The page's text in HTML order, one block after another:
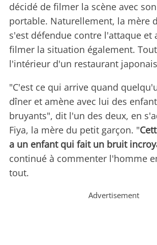
décidé de filmer la scène avec
portable. Naturellement, la mère
s'est défendue contre l'attaque et
filmer la situation également.
l'intérieur d'un restaurant japonais
"C'est ce qui arrive quand
dîner et amène avec lui des
bruyants", dit l'un des deux, en
Fiya, la mère du petit garçon. "
a un enfant qui fait un bruit
continué à commenter l'homme
tout.
Advertisement